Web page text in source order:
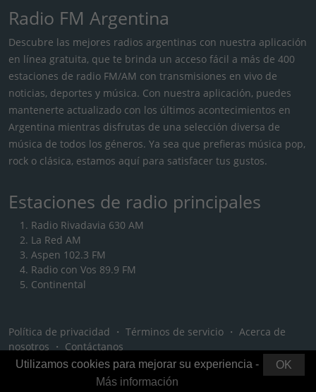
Radio FM Argentina
Descubre las mejores radios argentinas con nuestra aplicación
en línea gratuita, que te brinda un acceso fácil a más de 400
estaciones de radio FM/AM con transmisiones en vivo de
noticias, deportes y música. Con nuestra aplicación, puedes
mantenerte actualizado con los últimos acontecimientos en
Argentina mientras disfrutas de una selección diversa de
música de todos los géneros. Ya sea que prefieras música pop,
rock o clásica, estamos aquí para satisfacer tus gustos.
Estaciones de radio principales
Radio Rivadavia 630 AM
La Red AM
Aspen 102.3 FM
Radio con Vos 89.9 FM
Continental
Política de privacidad ・ Términos de servicio ・ Acerca de
nosotros ・ Contáctanos
OK
Utilizamos cookies para mejorar su experiencia -
Más información